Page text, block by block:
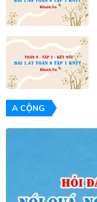
A CỘNG